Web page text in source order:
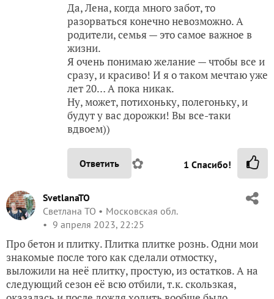
Да, Лена, когда много забот, то
разорваться конечно невозможно. А
родители, семья — это самое важное в
жизни.
Я очень понимаю желание — чтобы все и
сразу, и красиво! И я о таком мечтаю уже
лет 20… А пока никак.
Ну, может, потихоньку, полегоньку, и
будут у вас дорожки! Вы все-таки
вдвоем))
Ответить ✿ 1 Спасибо!
SvetlanaTO
Светлана ТО
Московская обл.
9 апреля 2023, 22:25
Про бетон и плитку. Плитка плитке рознь. Одни мои
знакомые после того как сделали отмостку,
выложили на неё плитку, простую, из остатков. А на
следующий сезон её всю отбили, т.к. скользкая,